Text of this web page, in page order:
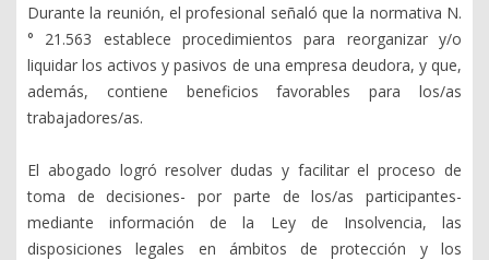
Durante la reunión, el profesional señaló que la normativa N.
° 21.563 establece procedimientos para reorganizar y/o
liquidar los activos y pasivos de una empresa deudora, y que,
además, contiene beneficios favorables para los/as
trabajadores/as.
El abogado logró resolver dudas y facilitar el proceso de
toma de decisiones- por parte de los/as participantes-
mediante información de la Ley de Insolvencia, las
disposiciones legales en ámbitos de protección y los